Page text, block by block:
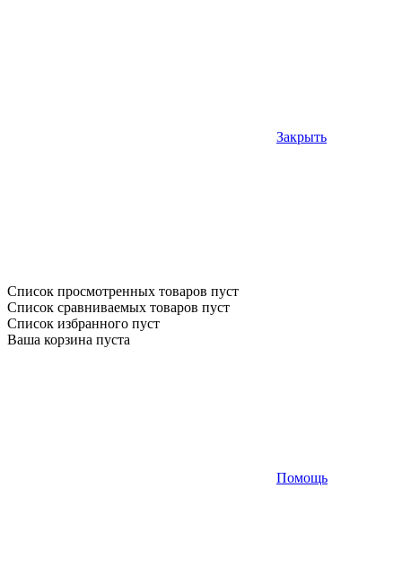
Закрыть
Список просмотренных товаров пуст
Список сравниваемых товаров пуст
Список избранного пуст
Ваша корзина пуста
Помощь